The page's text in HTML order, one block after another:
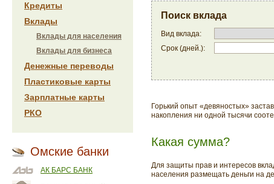
Кредиты
Вклады
Вклады для населения
Вклады для бизнеса
Денежные переводы
Пластиковые карты
Зарплатные карты
РКО
Омские банки
АК БАРС БАНК
Поиск вклада
Вид вклада:
Срок (дней.):
Горький опыт «девяностых»
накопления ни одной тысячи
Какая сумма?
Для защиты прав и интересов
населения размещать деньги на